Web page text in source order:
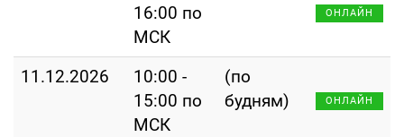
16:00 по
МСК
ОНЛАЙН
11.12.2026
10:00 -
15:00 по
МСК
(по
будням)
ОНЛАЙН